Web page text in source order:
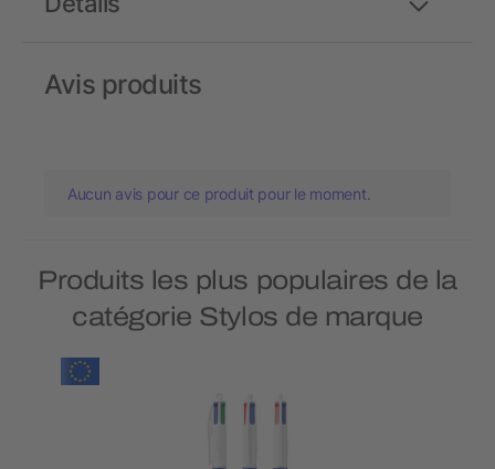
Avis produits
Aucun avis pour ce produit pour le moment.
Produits les plus populaires de la
catégorie Stylos de marque